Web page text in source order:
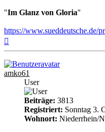
"Im Glanz von Gloria"
https://www.sueddeutsche.de/
amko61
User
Beiträge: 3813
Registriert: Sonntag 3.
Wohnort: Niederrhein/